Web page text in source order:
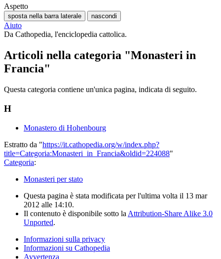
Aspetto
sposta nella barra laterale nascondi
Aiuto
Da Cathopedia, l'enciclopedia cattolica.
Articoli nella categoria "Monasteri in
Francia"
Questa categoria contiene un'unica pagina, indicata di seguito.
H
Monastero di Hohenbourg
Estratto da "https://it.cathopedia.org/w/index.php?
title=Categoria:Monasteri_in_Francia&oldid=224088"
Categoria:
Monasteri per stato
Questa pagina è stata modificata per l'ultima volta il 13 mar
2012 alle 14:10.
Il contenuto è disponibile sotto la Attribution-Share Alike 3.0
Unported.
Informazioni sulla privacy
Informazioni su Cathopedia
Avvertenza